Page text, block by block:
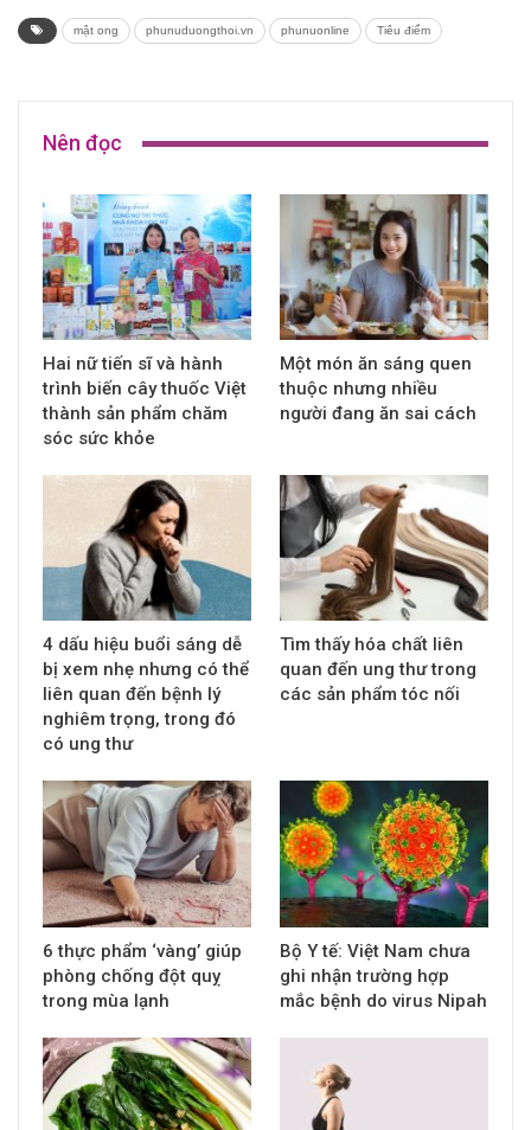
mật ong phunuduongthoi.vn phunuonline Tiêu điểm
Nên đọc
Hai nữ tiến sĩ và hành
trình biến cây thuốc Việt
thành sản phẩm chăm
sóc sức khỏe
Một món ăn sáng quen
thuộc nhưng nhiều
người đang ăn sai cách
4 dấu hiệu buổi sáng dễ
bị xem nhẹ nhưng có thể
liên quan đến bệnh lý
nghiêm trọng, trong đó
có ung thư
Tìm thấy hóa chất liên
quan đến ung thư trong
các sản phẩm tóc nối
6 thực phẩm ‘vàng’ giúp
phòng chống đột quỵ
trong mùa lạnh
Bộ Y tế: Việt Nam chưa
ghi nhận trường hợp
mắc bệnh do virus Nipah